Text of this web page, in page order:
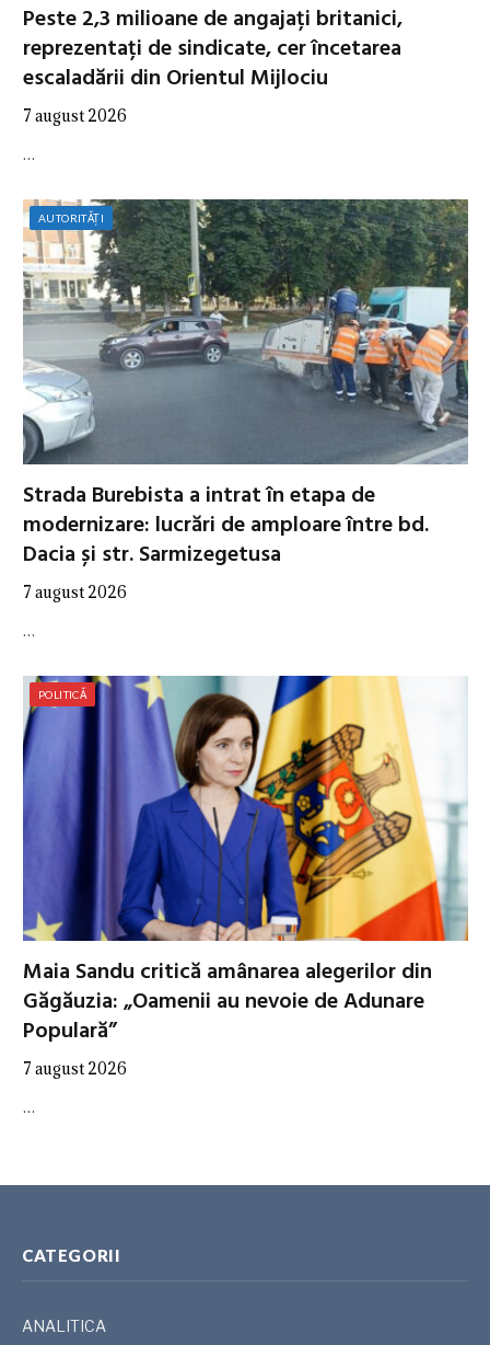
Peste 2,3 milioane de angajați britanici,
reprezentați de sindicate, cer încetarea
escaladării din Orientul Mijlociu
7 august 2026
…
AUTORITĂȚI
Strada Burebista a intrat în etapa de
modernizare: lucrări de amploare între bd.
Dacia și str. Sarmizegetusa
7 august 2026
…
POLITICĂ
Maia Sandu critică amânarea alegerilor din
Găgăuzia: „Oamenii au nevoie de Adunare
Populară”
7 august 2026
…
CATEGORII
ANALITICA